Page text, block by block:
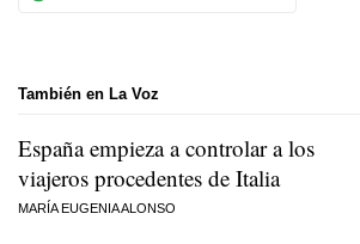
También en La Voz
España empieza a controlar a los
viajeros procedentes de Italia
MARÍA EUGENIA ALONSO